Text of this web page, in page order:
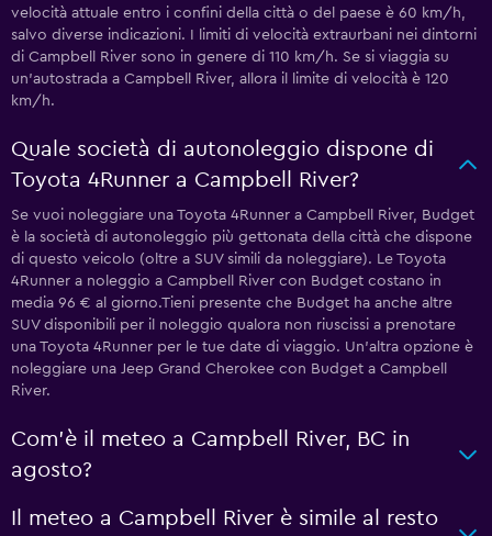
velocità attuale entro i confini della città o del paese è 60 km/h,
salvo diverse indicazioni. I limiti di velocità extraurbani nei dintorni
di Campbell River sono in genere di 110 km/h. Se si viaggia su
un'autostrada a Campbell River, allora il limite di velocità è 120
km/h.
Quale società di autonoleggio dispone di
Toyota 4Runner a Campbell River?
Se vuoi noleggiare una Toyota 4Runner a Campbell River, Budget
è la società di autonoleggio più gettonata della città che dispone
di questo veicolo (oltre a SUV simili da noleggiare). Le Toyota
4Runner a noleggio a Campbell River con Budget costano in
media 96 € al giorno.Tieni presente che Budget ha anche altre
SUV disponibili per il noleggio qualora non riuscissi a prenotare
una Toyota 4Runner per le tue date di viaggio. Un'altra opzione è
noleggiare una Jeep Grand Cherokee con Budget a Campbell
River.
Com'è il meteo a Campbell River, BC in
agosto?
Il meteo a Campbell River è simile al resto